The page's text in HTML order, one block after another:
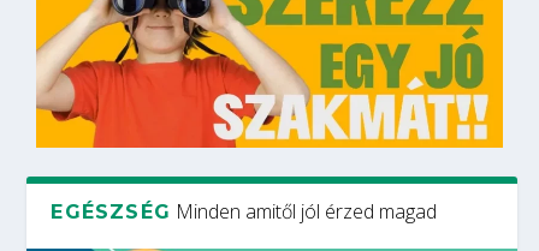
EGÉSZSÉG Minden amitől jól érzed magad